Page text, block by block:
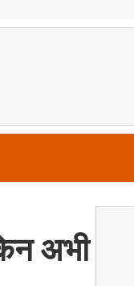
अभी